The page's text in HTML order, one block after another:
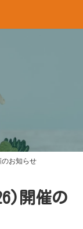
お知らせ
開催の